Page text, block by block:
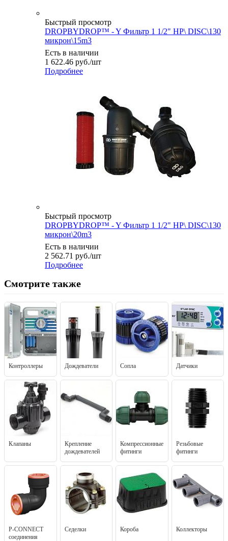
Быстрый просмотр
DROPBYDROP™ - Y Фильтр 1 1/2" НР\ DISC\130
микрон\15m3
Есть в наличии
1 622.46 руб./шт
Подробнее
Быстрый просмотр
DROPBYDROP™ - Y Фильтр 1 1/2" НР\ DISC\130
микрон\20m3
Есть в наличии
2 562.71 руб./шт
Подробнее
Смотрите также
Контроллеры Дождеватели Сопла Датчики
Клапаны
Крепление
дождевателей
Компрессионные
фитинги
Резьбовые
фитинги
P-CONNECT
соединения
Седелки Короба Коллекторы